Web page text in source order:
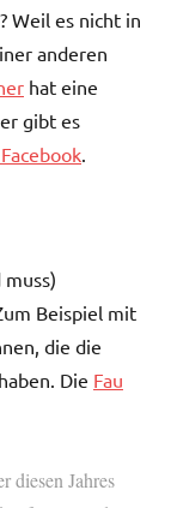
Weil es nicht in
anderen
hat eine
gibt es
.
Beispiel mit
die die
Die Fau
diesen Jahres